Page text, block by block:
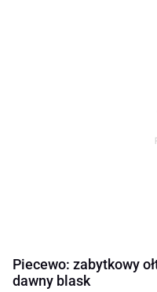
Piecewo: zabytkowy
dawny blask